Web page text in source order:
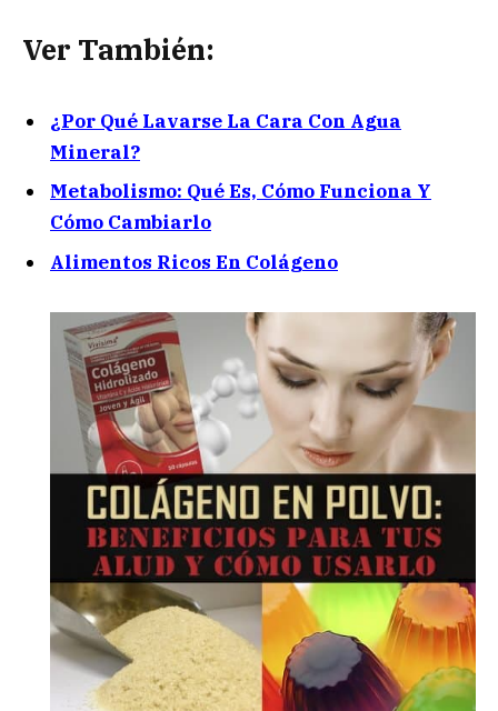
Ver También:
¿Por Qué Lavarse La Cara Con Agua
Mineral?
Metabolismo: Qué Es, Cómo Funciona Y
Cómo Cambiarlo
Alimentos Ricos En Colágeno